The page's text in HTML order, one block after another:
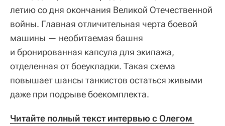
летию со дня окончания Великой Отечественной
войны. Главная отличительная черта боевой
машины — необитаемая башня
и бронированная капсула для экипажа,
отделенная от боеукладки. Такая схема
повышает шансы танкистов остаться живыми
даже при подрыве боекомплекта.
Читайте полный текст интервью с Олегом